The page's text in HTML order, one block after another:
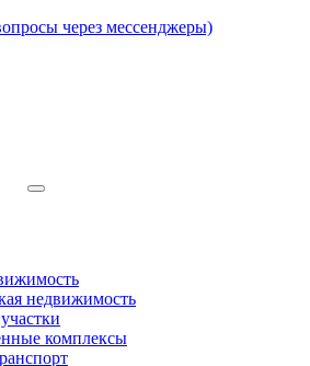
через мессенджеры)
недвижимость
комплексы